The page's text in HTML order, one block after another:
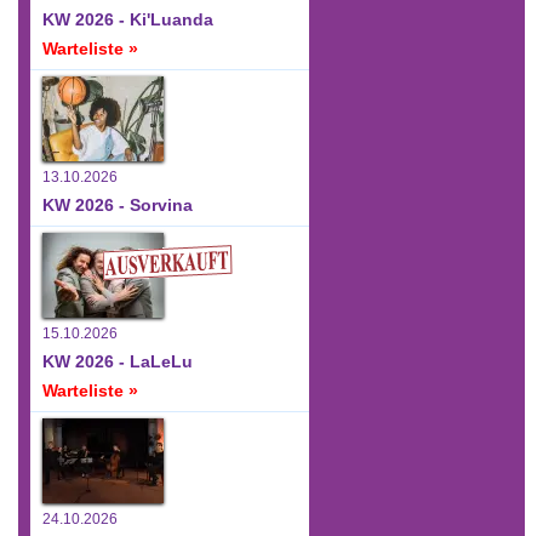
KW 2026 - Ki'Luanda
Warteliste »
13.10.2026
KW 2026 - Sorvina
15.10.2026
KW 2026 - LaLeLu
Warteliste »
24.10.2026